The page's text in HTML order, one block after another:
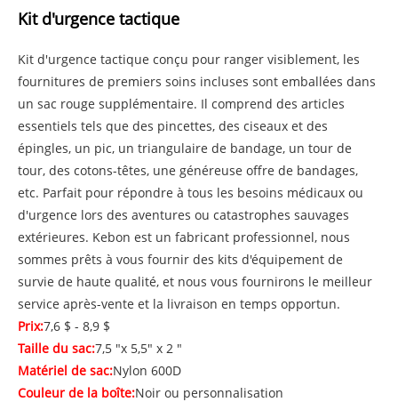
Kit d'urgence tactique
Kit d'urgence tactique conçu pour ranger visiblement, les
fournitures de premiers soins incluses sont emballées dans
un sac rouge supplémentaire. Il comprend des articles
essentiels tels que des pincettes, des ciseaux et des
épingles, un pic, un triangulaire de bandage, un tour de
tour, des cotons-têtes, une généreuse offre de bandages,
etc. Parfait pour répondre à tous les besoins médicaux ou
d'urgence lors des aventures ou catastrophes sauvages
extérieures. Kebon est un fabricant professionnel, nous
sommes prêts à vous fournir des kits d'équipement de
survie de haute qualité, et nous vous fournirons le meilleur
service après-vente et la livraison en temps opportun.
Prix:7,6 $ - 8,9 $
Taille du sac:7,5 "x 5,5" x 2 "
Matériel de sac:Nylon 600D
Couleur de la boîte:Noir ou personnalisation